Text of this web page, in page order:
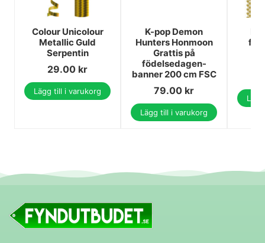
Colour Unicolour
Metallic Guld
Serpentin
29.00 kr
Lägg till i varukorg
K-pop Demon
Hunters Honmoon
Grattis på
födelsedagen-
banner 200 cm FSC
79.00 kr
Lägg till i varukorg